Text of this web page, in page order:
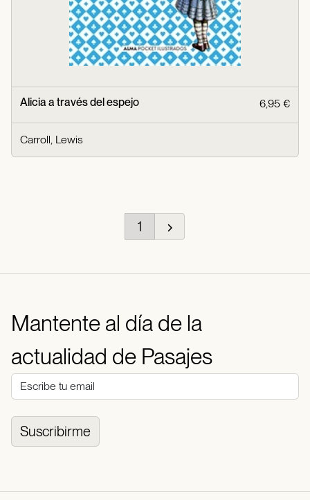
Alicia a través del espejo 6,95 €
Carroll, Lewis
1
Mantente al día de la
actualidad de Pasajes
Suscribirme